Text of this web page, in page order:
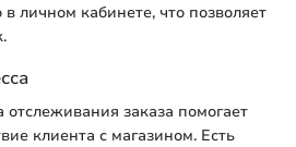
личном кабинете, что позволяет
заказа помогает
клиента с магазином. Есть